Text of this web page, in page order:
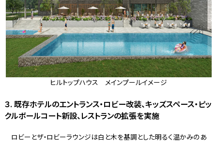
ヒルトップハウス メインプールイメージ
３. 既存ホテルのエントランス・ロビー改装、キッズスペース・ピッ
クルボールコート新設、レストランの拡張を実施
ロビーとザ・ロビーラウンジは白と木を基調とした明るく温かみのあ